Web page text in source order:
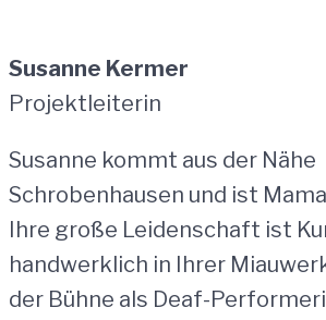
Susanne Kermer
Projektleiterin
Susanne kommt aus der Nähe
Schrobenhausen und ist
Ihre große Leidenschaft ist
handwerklich in Ihrer
der Bühne als Deaf-